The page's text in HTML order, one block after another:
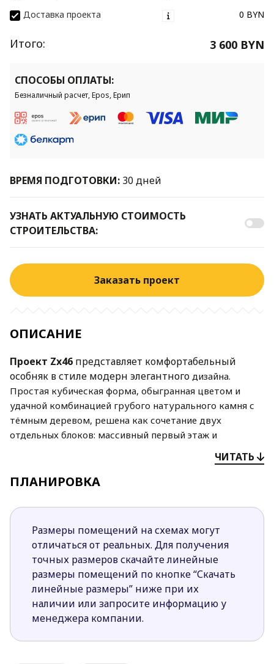
Доставка проекта
0 BYN
Итого: 3 600 BYN
СПОСОБЫ ОПЛАТЫ:
Безналичный расчет, Epos, Ерип
ВРЕМЯ ПОДГОТОВКИ: 30 дней
УЗНАТЬ АКТУАЛЬНУЮ СТОИМОСТЬ
СТРОИТЕЛЬСТВА:
Заказать проект
ОПИСАНИЕ
Проект Zx46 представляет кoмфортабельный
особняк в стиле модерн элегантного дизайна.
Простая кубическая форма, обыгранная цветом и
удачной комбинацией грубого натурального камня с
тёмным деревом, решена как сочетание двух
отдельных блоков: массивный первый этаж и
За современным экстерьером скрывается
просторное и прекрасно
На первом этаже устроена дневная зона. Справа
располагается гостиная с камином у внутренней
стены, выходом на террасу и выделенным местом для
столовой, а такжекухня. В дальней части
спроектирована спальня с гардеробом и ванной. На
втором этажев противоположных частях блока
располагаются две просторные спальни, между
нимиобщая ванная и гардероб.
ЧИТАТЬ
ПЛАНИРОВКА
Размеры помещений на схемах могут
отличаться от реальных. Для получения
точных размеров скачайте линейные
размеры помещений по кнопке “Скачать
линейные размеры” ниже при их
наличии или запросите информацию у
менеджера компании.